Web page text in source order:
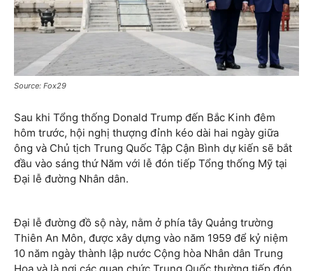
Source: Fox29
Sau khi Tổng thống Donald Trump đến Bắc Kinh đêm
hôm trước, hội nghị thượng đỉnh kéo dài hai ngày giữa
ông và Chủ tịch Trung Quốc Tập Cận Bình dự kiến ​​sẽ bắt
đầu vào sáng thứ Năm với lễ đón tiếp Tổng thống Mỹ tại
Đại lễ đường Nhân dân.
Đại lễ đường đồ sộ này, nằm ở phía tây Quảng trường
Thiên An Môn, được xây dựng vào năm 1959 để kỷ niệm
10 năm ngày thành lập nước Cộng hòa Nhân dân Trung
Hoa và là nơi các quan chức Trung Quốc thường tiếp đón